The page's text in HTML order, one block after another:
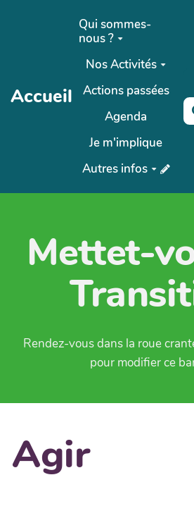
Aller au contenu principal
Accueil
Qui sommes-
nous ?
Nos Activités
Actions passées
Agenda
Je m'implique
Autres infos
Mettet-
Rendez-vous dans la roue
pour modifier ce
Agir